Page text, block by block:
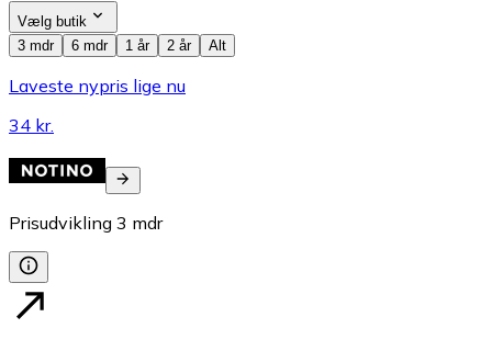
Vælg butik
3 mdr
6 mdr 1 år 2 år Alt
Laveste nypris lige nu
34 kr.
Prisudvikling 3 mdr